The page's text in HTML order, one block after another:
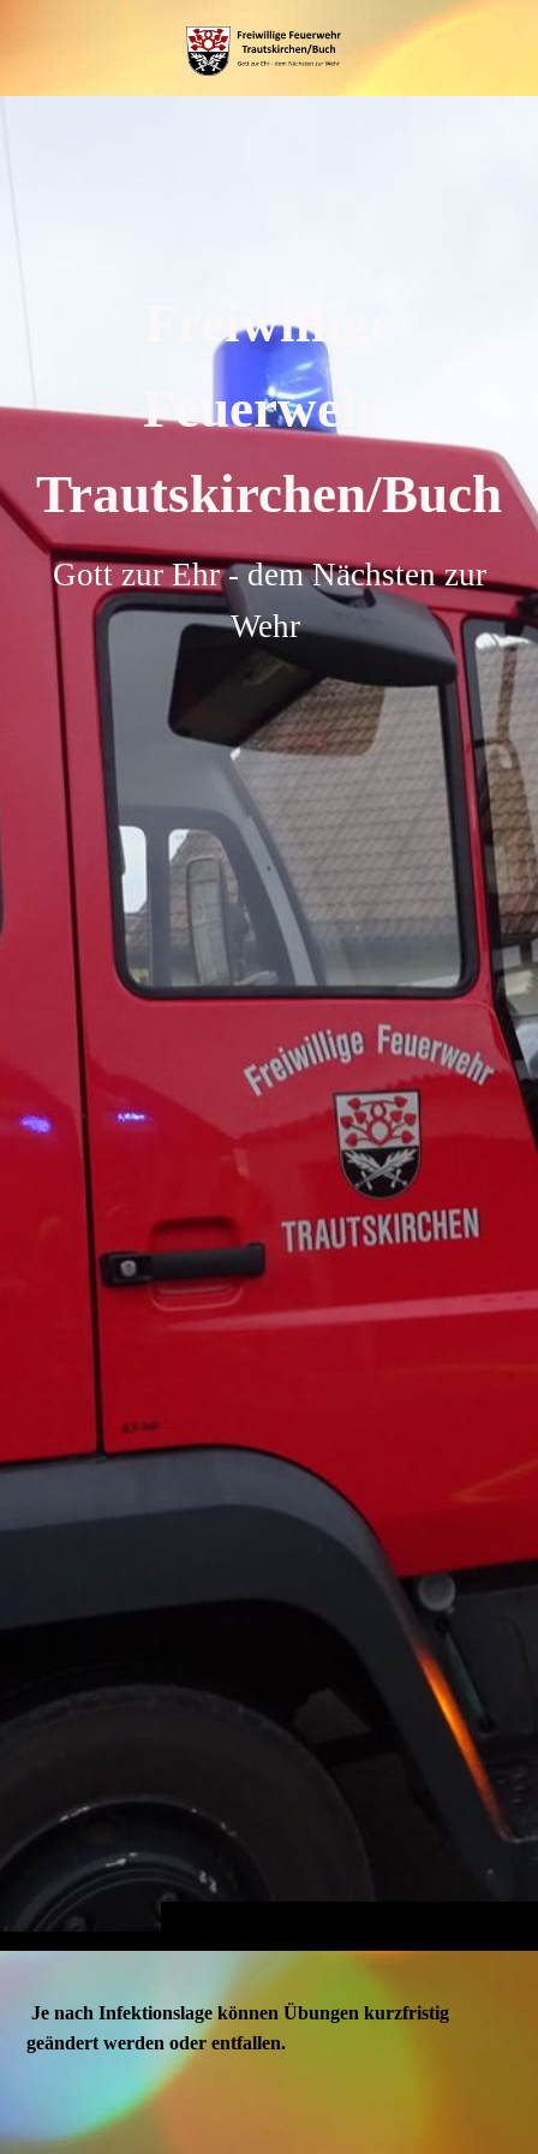
Freiwillige
Feuerwehr
Trautskirchen/Buch
Gott zur Ehr - dem Nächsten zur
Wehr
Je nach Infektionslage können Übungen kurzfristig
geändert werden oder entfallen.